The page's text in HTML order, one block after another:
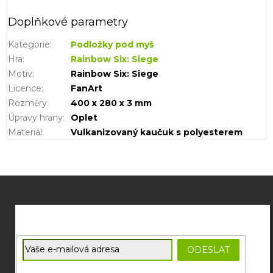
Doplňkové parametry
Kategorie:
Podložky pod myš
Hra:
Rainbow Six: Siege
Motiv:
Rainbow Six: Siege
Licence:
FanArt
Rozměry:
400 x 280 x 3 mm
Úpravy hrany:
Oplet
Materiál: Vulkanizovaný kaučuk s polyesterem
E-mail
ODESLAT